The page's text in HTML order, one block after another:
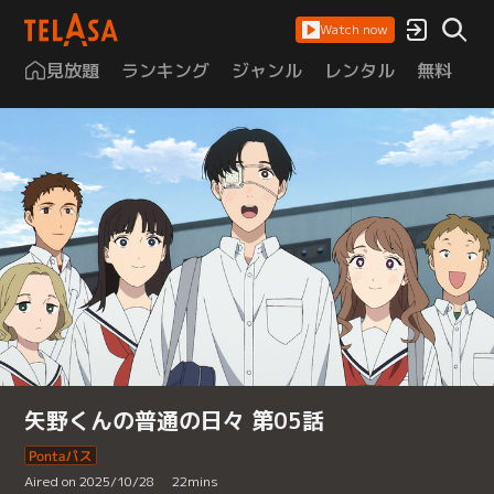
Watch now
見放題 ランキング ジャンル レンタル 無料
矢野くんの普通の日々 第05話
Aired on 2025/10/28 22mins